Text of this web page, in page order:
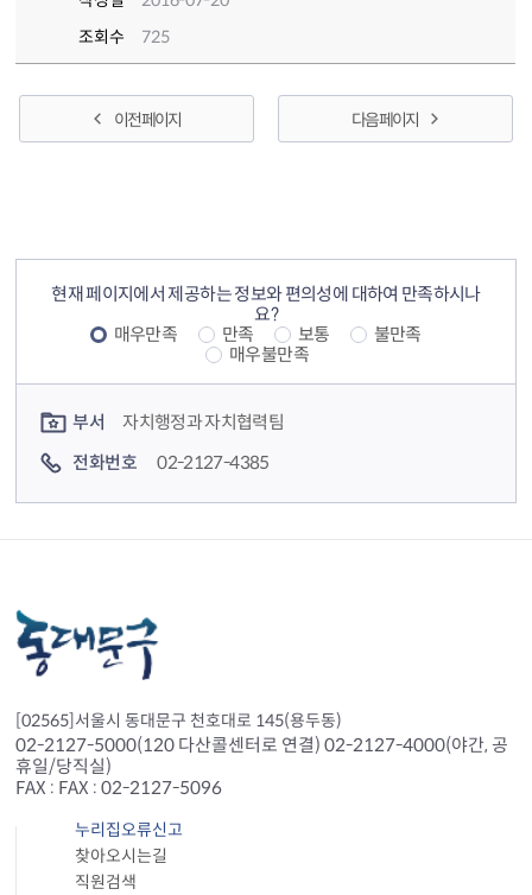
조회수
725
이전 페이지 다음 페이지
현재 페이지에서 제공하는 정보와 편의성에 대하여 만족하시나
요?
매우만족
만족 보통
불만족
매우불만족
부서
자치행정과 자치협력팀
전화번호
02-2127-4385
[02565]서울시 동대문구 천호대로 145(용두동)
02-2127-5000(120 다산콜센터로 연결) 02-2127-4000(야간, 공
휴일/당직실)
FAX : FAX : 02-2127-5096
누리집오류신고
찾아오시는길
직원검색